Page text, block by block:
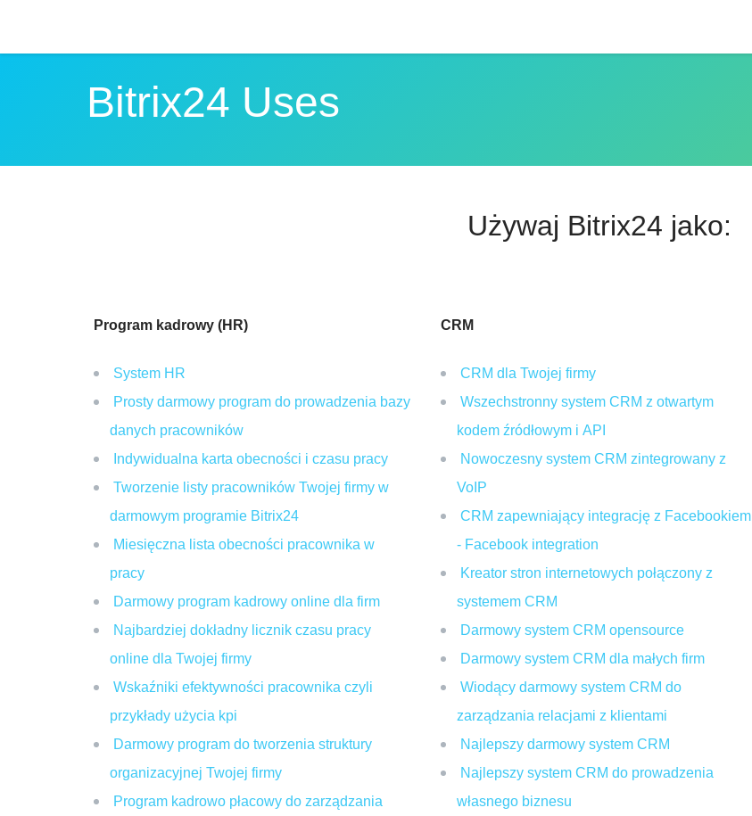
Bitrix24 Uses
Używaj Bitrix24 jako:
Program kadrowy (HR)
System HR
Prosty darmowy program do prowadzenia bazy
danych pracowników
Indywidualna karta obecności i czasu pracy
Tworzenie listy pracowników Twojej firmy w
darmowym programie Bitrix24
Miesięczna lista obecności pracownika w
pracy
Darmowy program kadrowy online dla firm
Najbardziej dokładny licznik czasu pracy
online dla Twojej firmy
Wskaźniki efektywności pracownika czyli
przykłady użycia kpi
Darmowy program do tworzenia struktury
organizacyjnej Twojej firmy
Program kadrowo płacowy do zarządzania
CRM
CRM dla Twojej firmy
Wszechstronny system CRM z otwartym
kodem źródłowym i API
Nowoczesny system CRM zintegrowany z
VoIP
CRM zapewniający integrację z Facebookiem
- Facebook integration
Kreator stron internetowych połączony z
systemem CRM
Darmowy system CRM opensource
Darmowy system CRM dla małych firm
Wiodący darmowy system CRM do
zarządzania relacjami z klientami
Najlepszy darmowy system CRM
Najlepszy system CRM do prowadzenia
własnego biznesu